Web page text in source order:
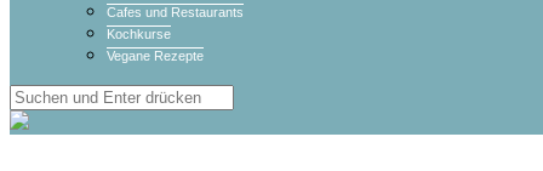
Cafes und Restaurants
Kochkurse
Vegane Rezepte